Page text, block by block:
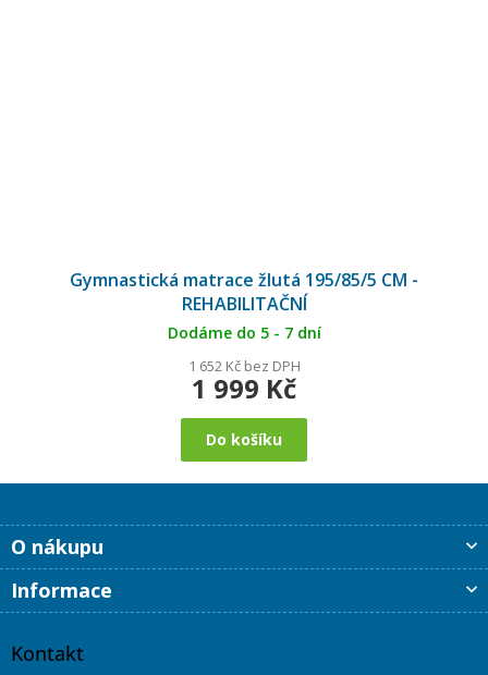
Gymnastická matrace žlutá 195/85/5 CM -
REHABILITAČNÍ
Dodáme do 5 - 7 dní
1 652 Kč bez DPH
1 999 Kč
Do košíku
Z
a
O nákupu
Informace
Kontakt